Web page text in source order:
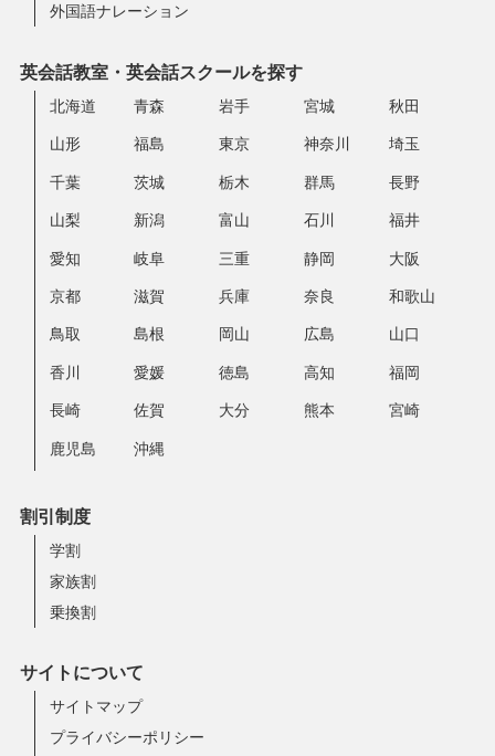
外国語ナレーション
英会話教室・英会話スクールを探す
北海道 青森 岩手 宮城 秋田
山形 福島 東京 神奈川 埼玉
千葉 茨城 栃木 群馬 長野
山梨 新潟 富山 石川 福井
愛知 岐阜 三重 静岡 大阪
京都 滋賀 兵庫 奈良 和歌山
鳥取 島根 岡山 広島 山口
香川 愛媛 徳島 高知 福岡
長崎 佐賀 大分 熊本 宮崎
鹿児島 沖縄
割引制度
学割
家族割
乗換割
サイトについて
サイトマップ
プライバシーポリシー